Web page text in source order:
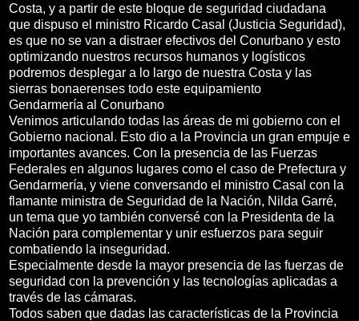
Costa, y a partir de este bloque de seguridad ciudadana
que dispuso el ministro Ricardo Casal (Justicia Seguridad),
es que no se van a distraer efectivos del Conurbano y esto
optimizando nuestros recursos humanos y logísticos
podremos desplegar a lo largo de nuestra Costa y las
sierras bonaerenses todo este equipamiento
Gendarmería al Conurbano
Venimos articulando todas las áreas de mi gobierno con el
Gobierno nacional. Esto dio a la Provincia un gran empuje e
importantes avances. Con la presencia de las Fuerzas
Federales en algunos lugares como el caso de Prefectura y
Gendarmería, y viene conversando el ministro Casal con la
flamante ministra de Seguridad de la Nación, Nilda Garré,
un tema que yo también conversé con la Presidenta de la
Nación para complementar y unir esfuerzos para seguir
combatiendo la inseguridad.
Especialmente desde la mayor presencia de las fuerzas de
seguridad con la prevención y las tecnologías aplicadas a
través de las cámaras.
Todos saben que dadas las características de la Provincia